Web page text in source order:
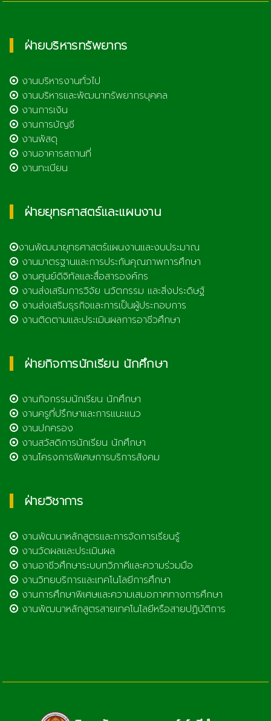
ฝ่ายบริหารทรัพยากร
งานบริหารงานทั่วไป
งานบริหารและพัฒนาทรัพยากรบุคคล
งานการเงิน
งานการบัญชี
งานพัสดุ
งานอาคารสถานที่
งานทะเบียน
ฝ่ายยุทธศาสตร์และแผนงาน
งานพัฒนายุทธศาสตร์แผนงานและงบประมาณ
งานมาตรฐานและการประกันคุณภาพการศึกษา
งานศูนย์ดิจิทัลและสื่อสารองค์กร
งานส่งเสริมการวิจัย นวัตกรรม และสิ่งประดิษฐ์
งานส่งเสริมธุรกิจและการเป็นผู้ประกอบการ
งานติดตามและประเมินผลการอาชีวศึกษา
ฝ่ายกิจการนักเรียน นักศึกษา
งานกิจกรรมนักเรียน นักศึกษา
งานครูที่ปรึกษาและการแนะแนว
งานปกครอง
งานสวัสดิการนักเรียน นักศึกษา
งานโครงการพิเศษการบริการสังคม
ฝ่ายวิชาการ
งานพัฒนาหลักสูตรและการจัดการเรียนรู้
งานวัดผลและประเมินผล
งานอาชีวศึกษาระบบทวิภาคีและความร่วมมือ
งานวิทยบริการและเทคโนโลยีการศึกษา
งานการศึกษาพิเศษและความเสมอภาคทางการศึกษา
งานพัฒนาหลักสูตรสายเทคโนโลยีหรือสายปฏิบัติการ